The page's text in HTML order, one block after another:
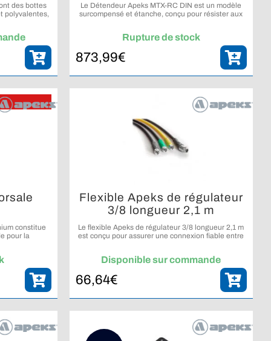
des bottes
polyvalentes,
Le Détendeur Apeks MTX-RC DIN est un modèle
surcompensé et étanche, conçu pour résister aux
Rupture de stock
873,99€
constitue
pour la
Flexible Apeks de régulateur
3/8 longueur 2,1 m
Le flexible Apeks de régulateur 3/8 longueur 2,1 m
est conçu pour assurer une connexion fiable entre
Disponible sur commande
66,64€